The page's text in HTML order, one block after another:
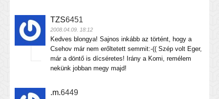
TZS6451
2008.04.09. 18:12
Kedves blongya! Sajnos inkább az történt, hogy a
Csehov már nem erőltetett semmit:-(( Szép volt Eger,
már a döntő is dícséretes! Irány a Komi, remélem
nekünk jobban megy majd!
.m.6449